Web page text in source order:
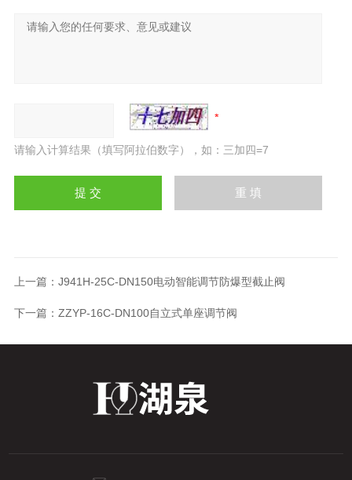
请输入计算结果（填写阿拉伯数字），如：三加四=7
上一篇： J941H-25C-DN150电动智能调节防爆型截止阀
下一篇： ZZYP-16C-DN100自立式单座调节阀